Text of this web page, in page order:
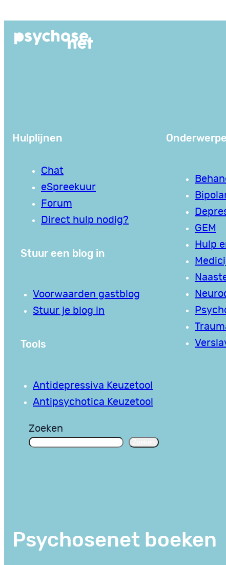
de
Hulplijnen
Chat
eSpreekuur
Forum
Direct hulp nodig?
Stuur een blog in
Voorwaarden gastblog
Stuur je blog in
Tools
Antidepressiva Keuzetool
Antipsychotica Keuzetool
GEM
Hulp
Zoeken
Psychosenet boeken